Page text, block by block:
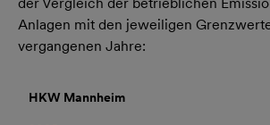
Anlagen mit den jeweiligen
vergangenen Jahre:
HKW Mannheim